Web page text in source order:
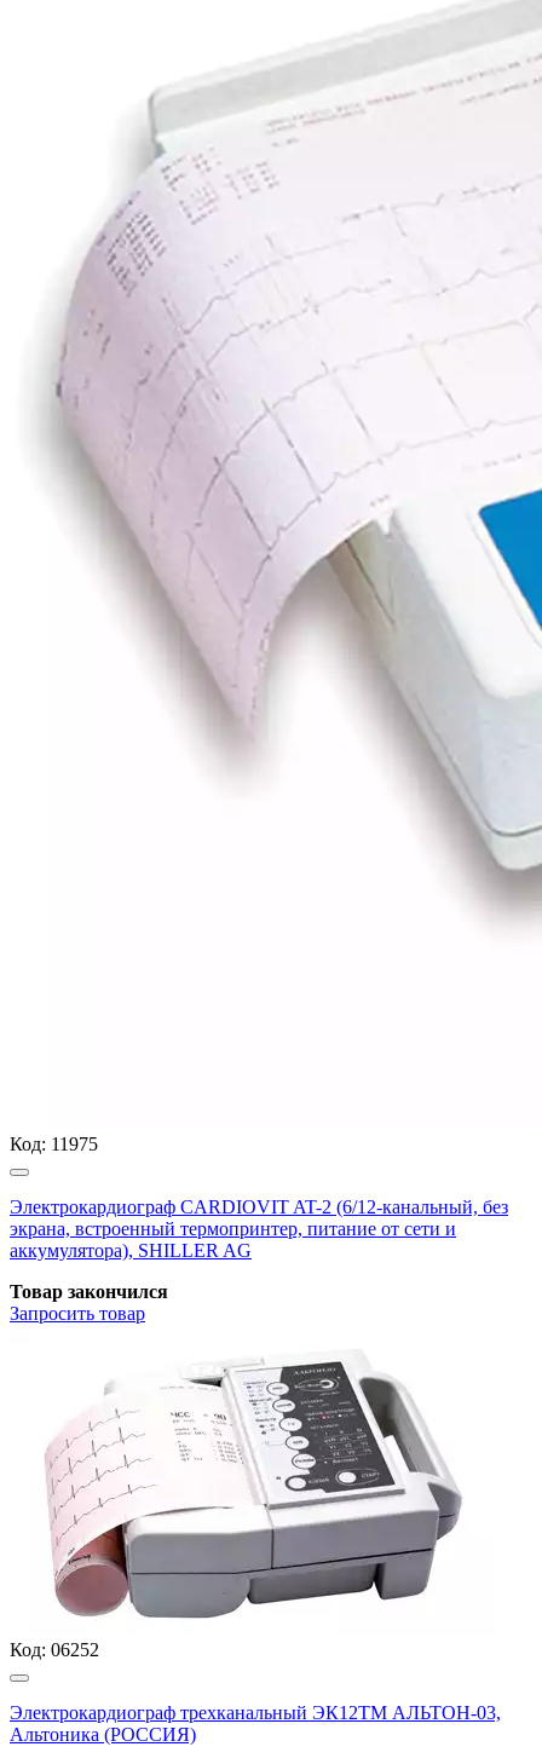
Код: 11975
Электрокардиограф CARDIOVIT AT-2 (6/12-канальный, без
экрана, встроенный термопринтер, питание от сети и
аккумулятора), SHILLER AG
Товар закончился
Запросить товар
Код: 06252
Электрокардиограф трехканальный ЭК12ТМ АЛЬТОН-03,
Альтоника (РОССИЯ)